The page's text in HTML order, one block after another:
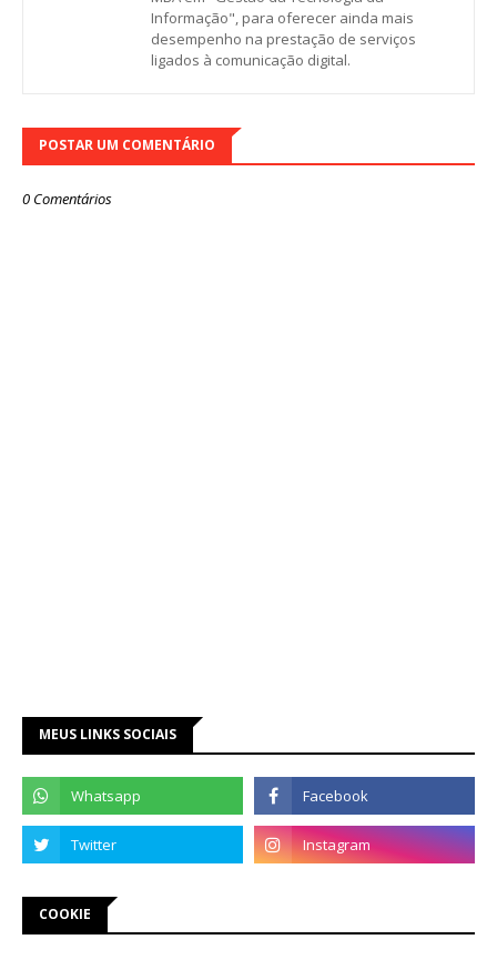
Informação", para oferecer ainda mais
desempenho na prestação de serviços
ligados à comunicação digital.
POSTAR UM COMENTÁRIO
0 Comentários
MEUS LINKS SOCIAIS
COOKIE